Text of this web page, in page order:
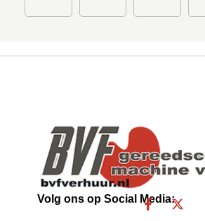
Volg ons op Social Media:
F
a
X
-